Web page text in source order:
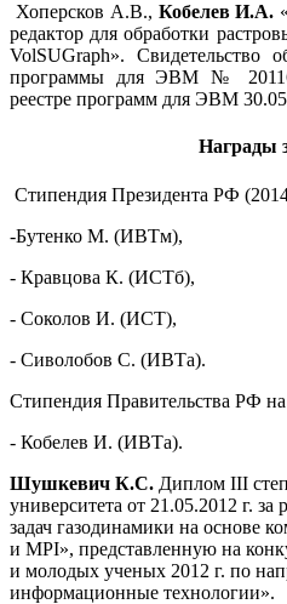
Хоперсков А.В., Кобелев И.А.
редактор для обработки
VolSUGraph». Свидетельство
программы для ЭВМ №
реестре программ для ЭВМ
Награды
Стипендия Президента РФ
-Бутенко М. (ИВТм),
- Кравцова К. (ИСТб),
- Соколов И. (ИСТ),
- Сиволобов С. (ИВТа).
Стипендия Правительства РФ на
- Кобелев И. (ИВТа).
Шушкевич К.С. Диплом III
университета от 21.05.2012 г.
задач газодинамики на основе
и MPI», представленную на
и молодых ученых 2012 г. по
информационные технологии».